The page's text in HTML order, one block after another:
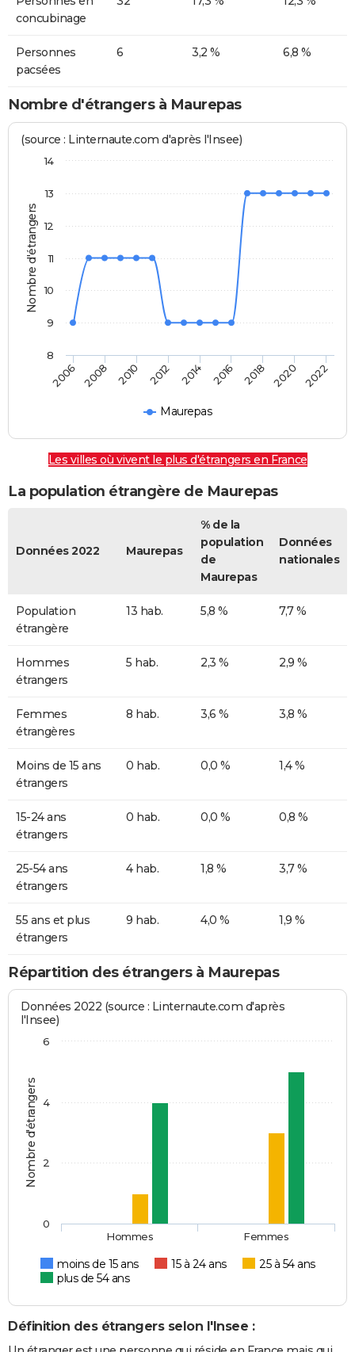
concubinage
Personnes
pacsées
6 3,2 % 6,8 %
Nombre d'étrangers à Maurepas
Nombre d'étrangers
(source : Linternaute.com d'après l'Insee)
Maurepas
2006 2008 2010 2012 2014 2016 2018 2020 2022
8
9
10
11
12
13
14
Les villes où vivent le plus d'étrangers en France
La population étrangère de Maurepas
Données 2022 Maurepas
% de la
population
de
Maurepas
Données
nationales
Population
étrangère
13 hab. 5,8 % 7,7 %
Hommes
étrangers
5 hab. 2,3 % 2,9 %
Femmes
étrangères
8 hab. 3,6 % 3,8 %
Moins de 15 ans
étrangers
0 hab. 0,0 % 1,4 %
15-24 ans
étrangers
0 hab. 0,0 % 0,8 %
25-54 ans
étrangers
4 hab. 1,8 % 3,7 %
55 ans et plus
étrangers
9 hab. 4,0 % 1,9 %
Répartition des étrangers à Maurepas
Nombre d'étrangers
Données 2022 (source : Linternaute.com d'après
l'Insee)
moins de 15 ans 15 à 24 ans
25 à 54 ans
plus de 54 ans
Hommes Femmes
0
2
4
6
Définition des étrangers selon l'Insee :